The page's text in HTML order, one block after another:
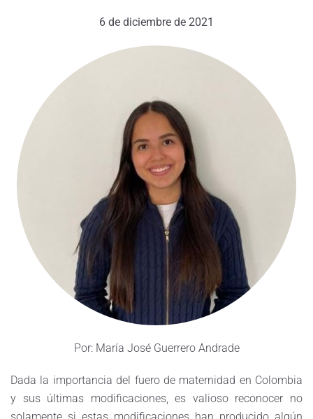
6 de diciembre de 2021
Por: María José Guerrero Andrade
Dada la importancia del fuero de maternidad en Colombia
y sus últimas modificaciones, es valioso reconocer no